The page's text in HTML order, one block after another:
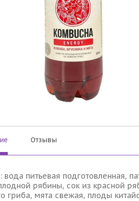
Отзывы
вода питьевая подготовленная,
рябины, сок из красной
гриба, мята свежая, плоды